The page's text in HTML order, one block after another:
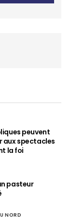
peuvent
aux spectacles
la foi
pasteur
NORD